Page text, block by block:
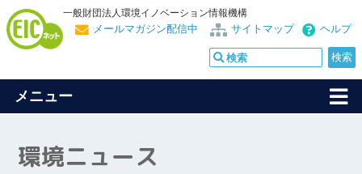
一般財団法人環境イノベーション情報機構
ヘルプ
サイトマップ
メールマガジン配信中
メニュー
環境ニュース